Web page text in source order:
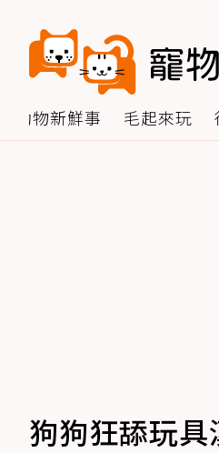
動物新鮮事 毛起來玩
狗狗狂舔玩